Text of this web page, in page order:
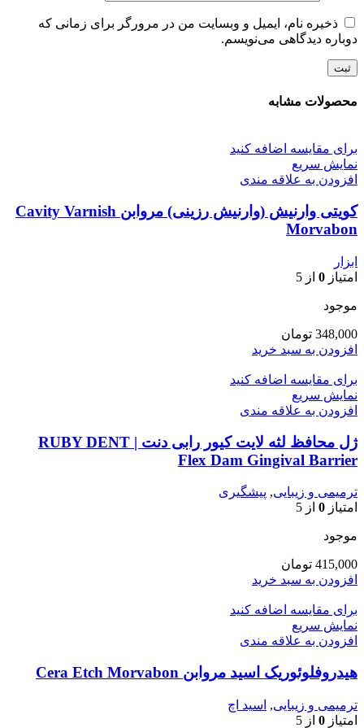
ذخیره نام، ایمیل و وبسایت من در مرورگر برای زمانی که
دوباره دیدگاهی می‌نویسم.
محصولات مشابه
برای مقایسه اضافه کنید
نمایش سریع
افزودن به علاقه مندی
کویتی وارنیش (وارنیش رزینی) مروابن Cavity Varnish
Morvabon
ابزار
امتیاز 0 از 5
موجود
348,000 تومان
افزودن به سبد خرید
برای مقایسه اضافه کنید
نمایش سریع
افزودن به علاقه مندی
ژل محافظ لثه لایت کیور رابی دنت | RUBY DENT
Flex Dam Gingival Barrier
ترمیمی و زیبایی, پیشگیری
امتیاز 0 از 5
موجود
415,000 تومان
افزودن به سبد خرید
برای مقایسه اضافه کنید
نمایش سریع
افزودن به علاقه مندی
هیدروفلوئوریک اسید مروابن Cera Etch Morvabon
ترمیمی و زیبایی, اسید اچ
امتیاز 0 از 5